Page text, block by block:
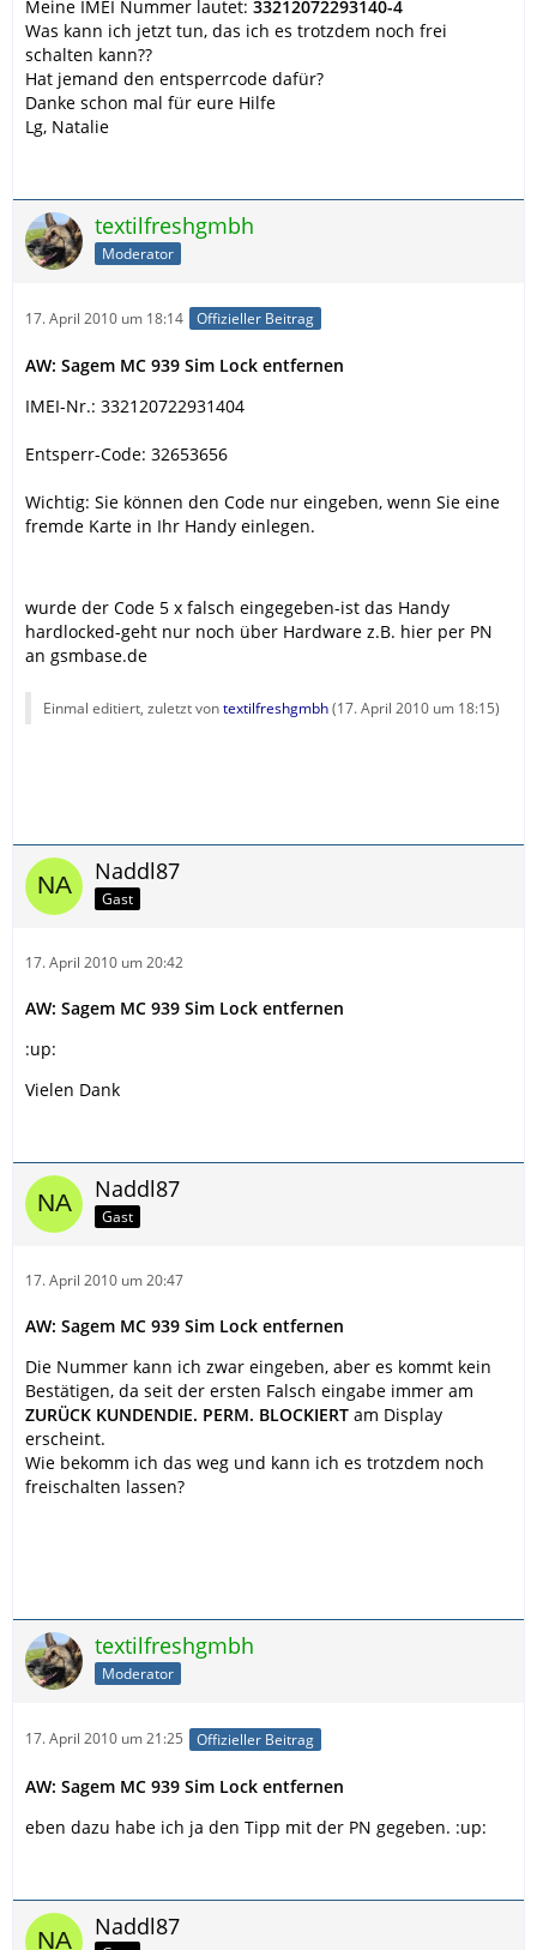
Meine IMEI Nummer lautet: 33212072293140-4
Was kann ich jetzt tun, das ich es trotzdem noch frei
schalten kann??
Hat jemand den entsperrcode dafür?
Danke schon mal für eure Hilfe
Lg, Natalie
textilfreshgmbh
Moderator
17. April 2010 um 18:14 Offizieller Beitrag
AW: Sagem MC 939 Sim Lock entfernen
IMEI-Nr.: 332120722931404
Entsperr-Code: 32653656
Wichtig: Sie können den Code nur eingeben, wenn Sie eine
fremde Karte in Ihr Handy einlegen.
wurde der Code 5 x falsch eingegeben-ist das Handy
hardlocked-geht nur noch über Hardware z.B. hier per PN
an gsmbase.de
Einmal editiert, zuletzt vontextilfreshgmbh(17. April 2010 um 18:15)
Naddl87
Gast
17. April 2010 um 20:42
AW: Sagem MC 939 Sim Lock entfernen
:up:
Vielen Dank
Naddl87
Gast
17. April 2010 um 20:47
AW: Sagem MC 939 Sim Lock entfernen
Die Nummer kann ich zwar eingeben, aber es kommt kein
Bestätigen, da seit der ersten Falsch eingabe immer am
ZURÜCK KUNDENDIE. PERM. BLOCKIERT am Display
erscheint.
Wie bekomm ich das weg und kann ich es trotzdem noch
freischalten lassen?
textilfreshgmbh
Moderator
17. April 2010 um 21:25 Offizieller Beitrag
AW: Sagem MC 939 Sim Lock entfernen
eben dazu habe ich ja den Tipp mit der PN gegeben. :up:
Naddl87